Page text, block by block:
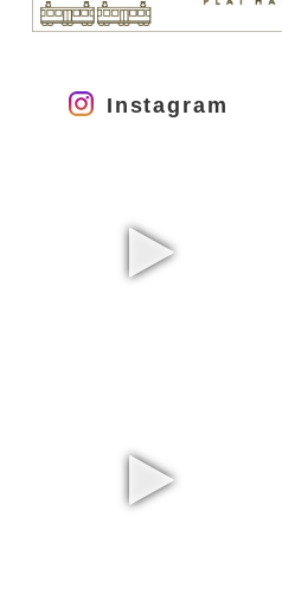
Instagram